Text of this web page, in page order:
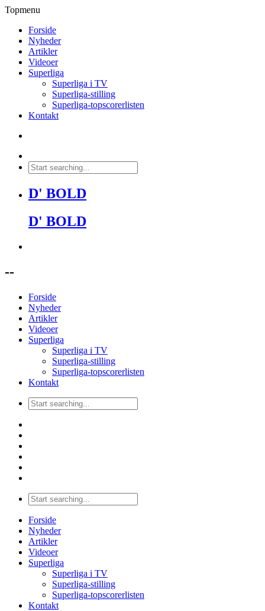
Topmenu
Forside
Nyheder
Artikler
Videoer
Superliga
Superliga i TV
Superliga-stilling
Superliga-topscorerlisten
Kontakt
D' BOLD
D' BOLD
--
Forside
Nyheder
Artikler
Videoer
Superliga
Superliga i TV
Superliga-stilling
Superliga-topscorerlisten
Kontakt
Forside
Nyheder
Artikler
Videoer
Superliga
Superliga i TV
Superliga-stilling
Superliga-topscorerlisten
Kontakt